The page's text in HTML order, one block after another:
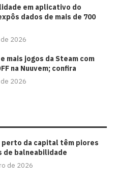
em aplicativo do
dados de mais de 700
2026
mais jogos da Steam com
na Nuuvem; confira
2026
perto da capital têm piores
de balneabilidade
de 2026